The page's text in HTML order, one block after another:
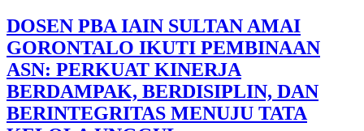
DOSEN PBA IAIN SULTAN AMAI
GORONTALO IKUTI PEMBINAAN
ASN: PERKUAT KINERJA
BERDAMPAK, BERDISIPLIN, DAN
BERINTEGRITAS MENUJU TATA